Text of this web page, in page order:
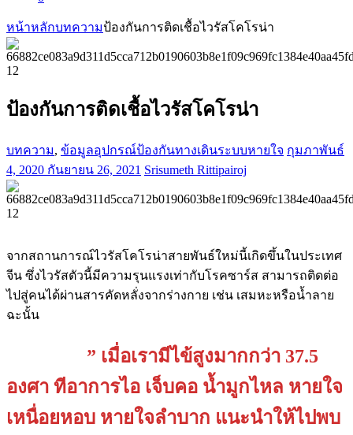
หน้าหลักบทความป้องกันการติดเชื้อไวรัสโคโรน่า
ป้องกันการติดเชื้อไวรัสโคโรน่า
บทความ, ข้อมูลอุปกรณ์ป้องกันทางเดินระบบหายใจ กุมภาพันธ์
4, 2020 กันยายน 26, 2021 Srisumeth Rittipairoj
จากสถานการณ์ไวรัสโคโรน่าสายพันธ์ใหม่นี้เกิดขึ้นในประเทศ
จีน ซึ่งไวรัสตัวนี้มีความรุนแรงเท่ากับโรคซาร์ส สามารถติดต่อ
ไปสู่คนได้ผ่านสารคัดหลั่งจากร่างกาย เช่น เสมหะหรือน้ำลาย
ฉะนั้น
” เมื่อเรามีไข้สูงมากกว่า 37.5
องศา ทีอาการไอ เจ็บคอ น้ำมูกไหล หายใจ
เหนื่อยหอบ หายใจลำบาก แนะนำให้ไปพบ